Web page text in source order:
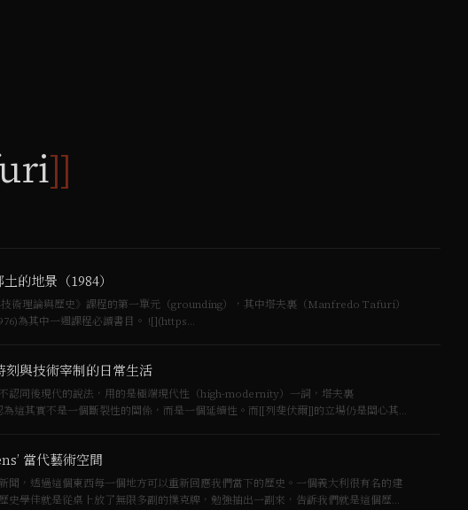
]]
的地景（1984）
術理論與歷史》課程的第一單元（grounding），其中塔夫裏（Manfredo Tafuri）
的《建築與烏托邦》([[Manfredo Tafuri]], 1976)為其中一週課程必讀書目。 ![](https…
刻與技術宰制的日常生活
認同後現代的說法，用的是極端現代性（high-modernity）一詞，塔夫裏
這其實不是一個斷裂性的關係，而是一個延續性。而[[列斐伏爾]]的立場仍是關心其中
當代藝術空間
聞，透過這個東西每一個地方可以重新回應我們當下的歷史。一個義大利很有名的建
學佳就是從桌上放了無限多副的撲克牌，勉強抽出一副來，告訴我們就是這個歷